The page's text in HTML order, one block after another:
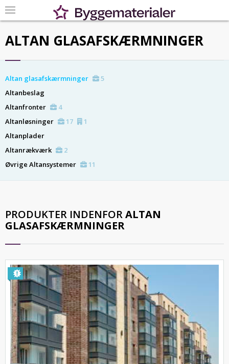
ALTAN GLASAFSKÆRMNINGER
Altan glasafskærmninger
5
Altanbeslag
Altanfronter
4
Altanløsninger
17
1
Altanplader
Altanrækværk
2
Øvrige Altansystemer
11
PRODUKTER INDENFORALTAN
GLASAFSKÆRMNINGER